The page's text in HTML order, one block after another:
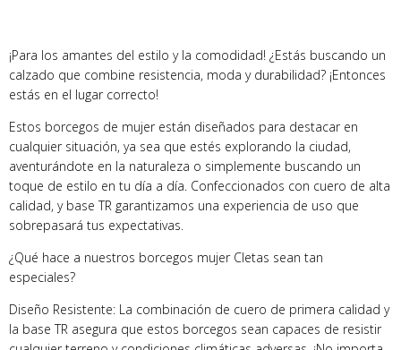
¡Para los amantes del estilo y la comodidad! ¿Estás buscando un
calzado que combine resistencia, moda y durabilidad? ¡Entonces
estás en el lugar correcto!
Estos borcegos de mujer están diseñados para destacar en
cualquier situación, ya sea que estés explorando la ciudad,
aventurándote en la naturaleza o simplemente buscando un
toque de estilo en tu día a día. Confeccionados con cuero de alta
calidad, y base TR garantizamos una experiencia de uso que
sobrepasará tus expectativas.
¿Qué hace a nuestros borcegos mujer Cletas sean tan
especiales?
Diseño Resistente: La combinación de cuero de primera calidad y
la base TR asegura que estos borcegos sean capaces de resistir